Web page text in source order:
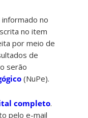
no
no item
por meio de
de
serão
(NuPe).
completo.
pelo e-mail